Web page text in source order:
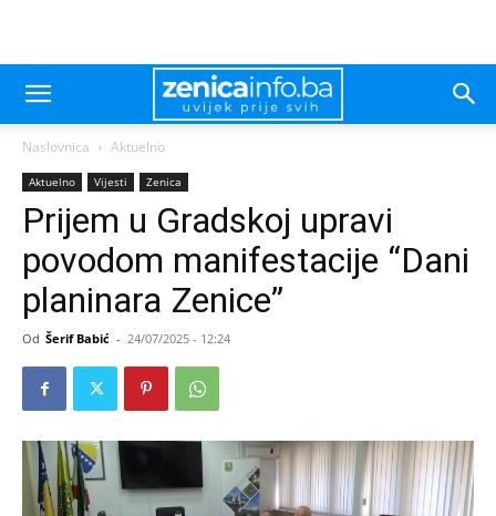
Naslovnica Aktuelno
Aktuelno Vijesti Zenica
Prijem u Gradskoj upravi
povodom manifestacije “Dani
planinara Zenice”
Od Šerif Babić - 24/07/2025 - 12:24